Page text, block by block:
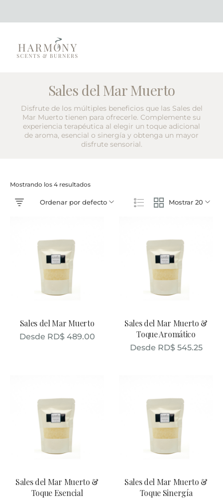
Sales del Mar Muerto
Disfrute de los múltiples beneficios que las Sales del
Mar Muerto tienen para ofrecerle. Complemente su
experiencia terapéutica al elegir un toque adicional
de aroma, esencial o sinergía y obtenga un mayor
disfrute sensorial.
Mostrando los 4 resultados
Mostrar 20
Ordenar por defecto
Sales del Mar Muerto
Desde RD$489.00
Sales del Mar Muerto &
Toque Aromático
Desde RD$545.25
Sales del Mar Muerto &
Toque Esencial
Sales del Mar Muerto &
Toque Sinergía